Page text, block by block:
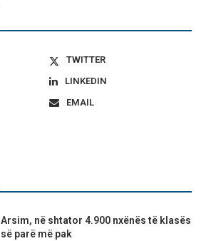
TWITTER
LINKEDIN
EMAIL
Arsim, në shtator 4.900 nxënës të klasës
së parë më pak